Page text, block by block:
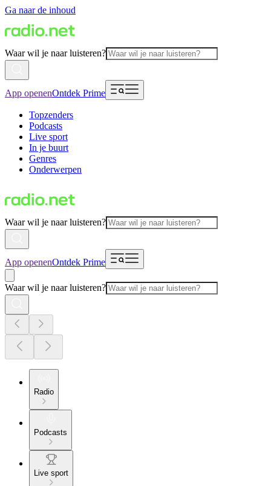
Ga naar de inhoud
Waar wil je naar luisteren?
App openenOntdek Prime
Topzenders
Podcasts
Live sport
In je buurt
Genres
Onderwerpen
Waar wil je naar luisteren?
App openenOntdek Prime
Waar wil je naar luisteren?
Radio
Podcasts
Live sport